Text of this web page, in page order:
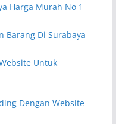
Harga Murah No 1
Barang Di Surabaya
Untuk
Dengan Website